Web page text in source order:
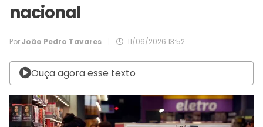
nacional
PorJoão Pedro Tavares 11/06/2026 13:52
Ouça agora esse texto